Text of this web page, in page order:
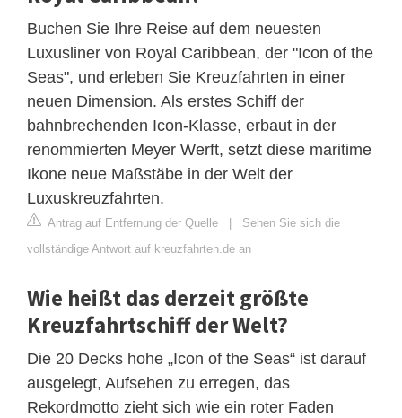
Buchen Sie Ihre Reise auf dem neuesten
Luxusliner von Royal Caribbean, der "Icon of the
Seas", und erleben Sie Kreuzfahrten in einer
neuen Dimension. Als erstes Schiff der
bahnbrechenden Icon-Klasse, erbaut in der
renommierten Meyer Werft, setzt diese maritime
Ikone neue Maßstäbe in der Welt der
Luxuskreuzfahrten.
Antrag auf Entfernung der Quelle | Sehen Sie sich die
vollständige Antwort auf kreuzfahrten.de an
Wie heißt das derzeit größte
Kreuzfahrtschiff der Welt?
Die 20 Decks hohe „Icon of the Seas“ ist darauf
ausgelegt, Aufsehen zu erregen, das
Rekordmotto zieht sich wie ein roter Faden